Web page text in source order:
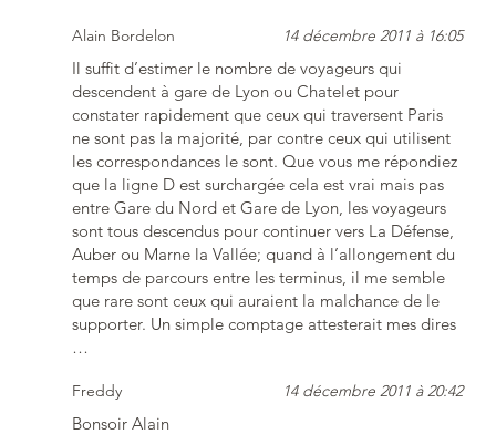
Alain Bordelon 14 décembre 2011 à 16:05
Il suffit d’estimer le nombre de voyageurs qui
descendent à gare de Lyon ou Chatelet pour
constater rapidement que ceux qui traversent Paris
ne sont pas la majorité, par contre ceux qui utilisent
les correspondances le sont. Que vous me répondiez
que la ligne D est surchargée cela est vrai mais pas
entre Gare du Nord et Gare de Lyon, les voyageurs
sont tous descendus pour continuer vers La Défense,
Auber ou Marne la Vallée; quand à l’allongement du
temps de parcours entre les terminus, il me semble
que rare sont ceux qui auraient la malchance de le
supporter. Un simple comptage attesterait mes dires
…
Freddy 14 décembre 2011 à 20:42
Bonsoir Alain